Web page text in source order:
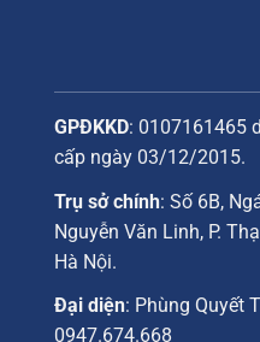
GPĐKKD: 0107161465
cấp ngày 03/12/2015.
Trụ sở chính: Số 6B,
Nguyễn Văn Linh, P.
Hà Nội.
Đại diện: Phùng Quyết
0947.674.668